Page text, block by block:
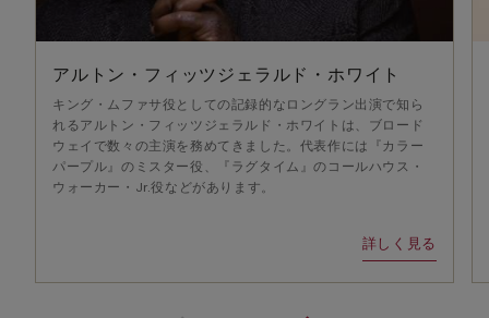
アルトン・フィッツジェラルド・ホワイト
キング・ムファサ役としての記録的なロングラン出演で知ら
れるアルトン・フィッツジェラルド・ホワイトは、ブロード
ウェイで数々の主演を務めてきました。代表作には『カラー
パープル』のミスター役、『ラグタイム』のコールハウス・
ウォーカー・Jr.役などがあります。
詳しく見る